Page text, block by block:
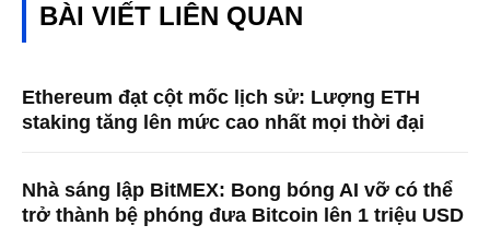
BÀI VIẾT LIÊN QUAN
Ethereum đạt cột mốc lịch sử: Lượng ETH
staking tăng lên mức cao nhất mọi thời đại
Nhà sáng lập BitMEX: Bong bóng AI vỡ có thể
trở thành bệ phóng đưa Bitcoin lên 1 triệu USD